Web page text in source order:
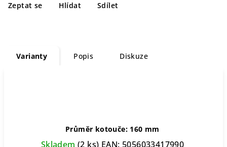
Zeptat se Hlídat Sdílet
Varianty Popis Diskuze
Průměr kotouče: 160 mm
Skladem(2 ks) EAN: 5056033417990